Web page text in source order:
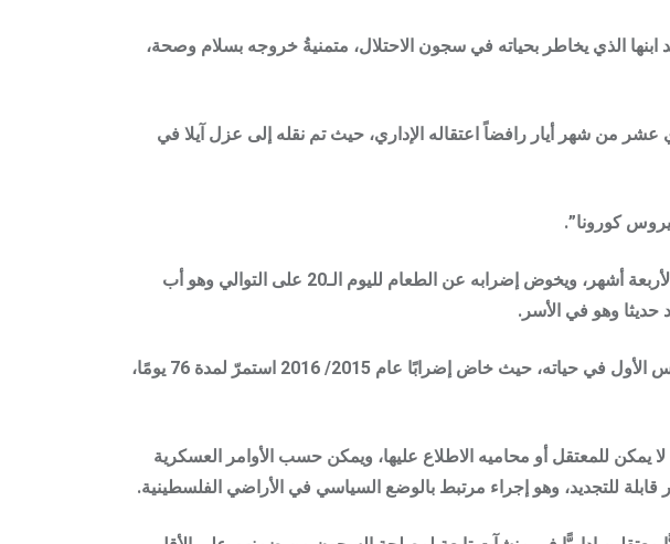
الذي يخاطر بحياته في سجون الاحتلال، متمنيةُ خروجه بسلام وصحة،
عشر من شهر أيار رافضاً اعتقاله الإداري، حيث تم نقله إلى عزل آيلا في
كورونا”.
الأسير سامي محمد جنازرة، والمعتقل منذ شهر سبتمبر 2019، والذي صُدر بحقه أمر اعتقال إداري لأربعة أشهر، ويخوض إضرابه عن الطعام لليوم الـ20 على التوالي وهو أب
ويذكر أنه أسير محرر أمضى في اعتقالات سابقة تسعة أعوام في سجون الاحتلال، وهذا الإضراب ليس الأول في حياته، حيث خاض إضرابًا عام 2015/ 2016 استمرّ لمدة 76 يومًا،
يمكن للمعتقل أو محاميه الاطلاع عليها، ويمكن حسب الأوامر العسكرية
للتجديد، وهو إجراء مرتبط بالوضع السياسي في الأراضي الفلسطينية.